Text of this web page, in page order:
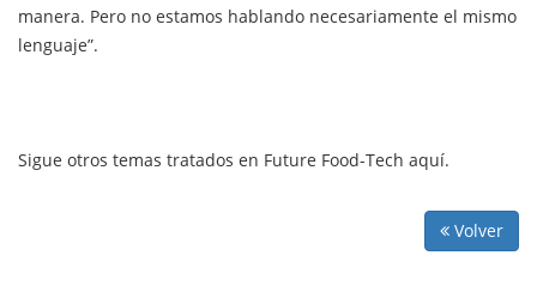
manera. Pero no estamos hablando necesariamente el mismo
lenguaje”.
Sigue otros temas tratados en Future Food-Tech aquí.
Volver